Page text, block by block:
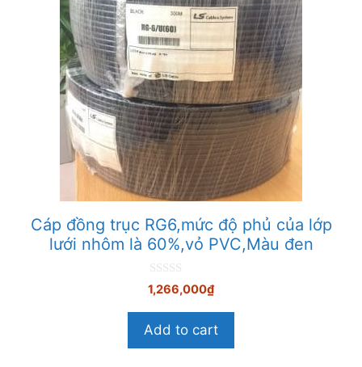
Cáp đồng trục RG6,mức độ phủ của lớp
lưới nhôm là 60%,vỏ PVC,Màu đen
0
n
à
5
1,266,000₫
Add to cart